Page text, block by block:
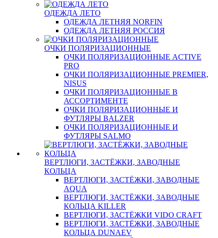
ОДЕЖДА ЛЕТО
ОДЕЖДА ЛЕТНЯЯ NORFIN
ОДЕЖДА ЛЕТНЯЯ РОССИЯ
ОЧКИ ПОЛЯРИЗАЦИОННЫЕ
ОЧКИ ПОЛЯРИЗАЦИОННЫЕ ACTIVE
PRO
ОЧКИ ПОЛЯРИЗАЦИОННЫЕ PREMIER,
NISUS
ОЧКИ ПОЛЯРИЗАЦИОННЫЕ В
АССОРТИМЕНТЕ
ОЧКИ ПОЛЯРИЗАЦИОННЫЕ И
ФУТЛЯРЫ BALZER
ОЧКИ ПОЛЯРИЗАЦИОННЫЕ И
ФУТЛЯРЫ SALMO
ВЕРТЛЮГИ, ЗАСТЁЖКИ, ЗАВОДНЫЕ
КОЛЬЦА
ВЕРТЛЮГИ, ЗАСТЁЖКИ, ЗАВОДНЫЕ
AQUA
ВЕРТЛЮГИ, ЗАСТЁЖКИ, ЗАВОДНЫЕ
КОЛЬЦА KILLER
ВЕРТЛЮГИ, ЗАСТЁЖКИ VIDO CRAFT
ВЕРТЛЮГИ, ЗАСТЁЖКИ, ЗАВОДНЫЕ
КОЛЬЦА DUNAEV